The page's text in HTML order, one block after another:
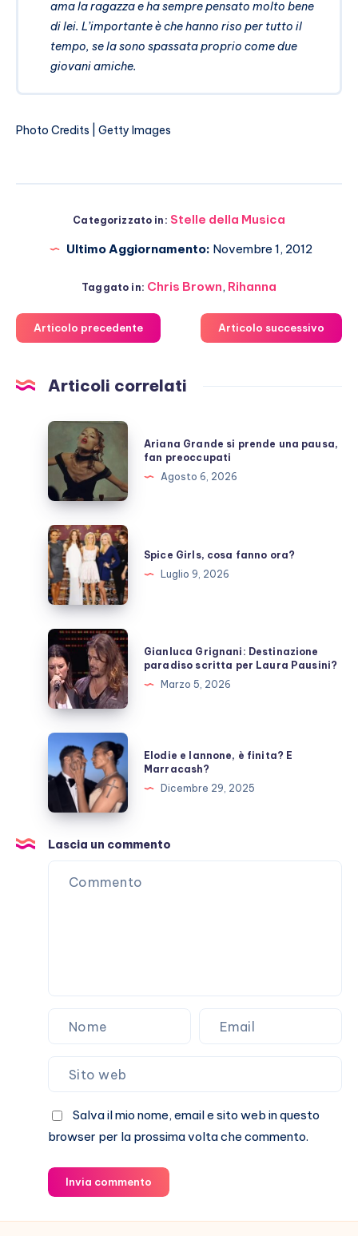
ama la ragazza e ha sempre pensato molto bene
di lei. L’importante è che hanno riso per tutto il
tempo, se la sono spassata proprio come due
giovani amiche.
Photo Credits | Getty Images
Categorizzato in: Stelle della Musica
Ultimo Aggiornamento: Novembre 1, 2012
Taggato in: Chris Brown, Rihanna
Articolo precedente Articolo successivo
Articoli correlati
Ariana
Grande
si
prende
una
pausa,
fan
preoccupati
Ariana Grande si prende una pausa,
fan preoccupati
Agosto 6, 2026
Spice
Girls,
cosa
fanno
ora?
Spice Girls, cosa fanno ora?
Luglio 9, 2026
Gianluca
Grignani:
Destinazione
paradiso
scritta
per
Laura
Pausini?
Gianluca Grignani: Destinazione
paradiso scritta per Laura Pausini?
Marzo 5, 2026
Elodie
e
Iannone,
finita?
E
Marracash?
Elodie e Iannone, è finita? E
Marracash?
Dicembre 29, 2025
Lascia un commento
Salva il mio nome, email e sito web in questo
browser per la prossima volta che commento.
Invia commento